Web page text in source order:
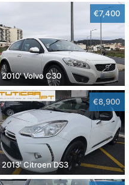
€7,400
2010' Volvo C30
€8,900
2013' Citroen DS3